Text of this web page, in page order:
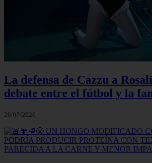
La defensa de Cazzu a
debate entre el fútbol y la
26/07/2026